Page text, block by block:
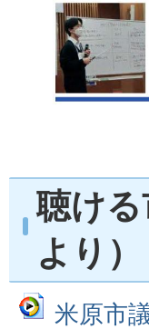
聴け
より）
米原市